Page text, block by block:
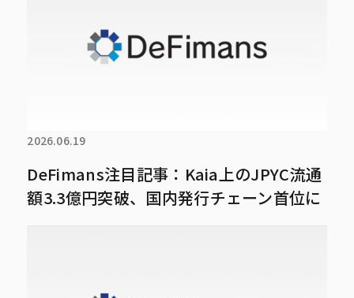
2026.06.19
DeFimans注目記事：Kaia上のJPYC流通
額3.3億円突破、国内発行チェーン首位に